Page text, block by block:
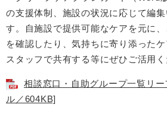
の支援体制、施設の状況に応じて編
す。自施設で提供可能なケアを元に
を確認したり、気持ちに寄り添った
スタッフで共有する等にぜひご活用く
相談窓口・自助グループ一覧リ
ル／604KB]